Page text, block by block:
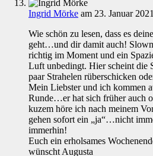
Ingrid Mörke am 23. Januar
Wie schön zu lesen, dass es
geht…und dir damit auch!
richtig im Moment und ein
Luft unbedingt. Hier scheint die
paar Strahelen rüberschicken
Mein Liebster und ich kommen
Runde…er hat sich früher auch
kuzem höre ich nach meinem
gehen sofort ein „ja“…nicht
immerhin!
Euch ein erholsames
wünscht Augusta